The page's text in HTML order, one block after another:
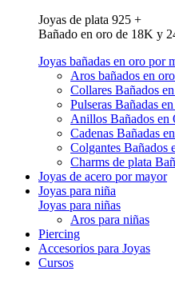
Joyas de plata 925 +
Bañado en oro de 18K y
Joyas bañadas en oro por
Aros bañados en
Collares Bañados
Pulseras Bañadas
Anillos Bañados en
Cadenas Bañadas
Colgantes Bañados
Charms de plata
Joyas de acero por mayor
Joyas para niña
Joyas para niñas
Aros para niñas
Piercing
Accesorios para Joyas
Cursos